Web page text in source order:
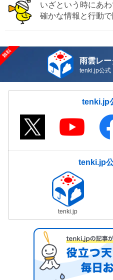
いざという時にあ
確かな情報と行動
雨雲レー
tenki.jp公
tenki.jp
tenki.jp
tenki.jp